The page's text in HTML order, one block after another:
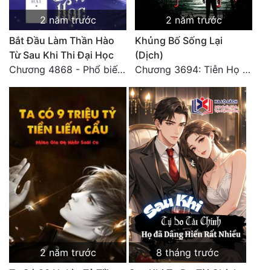
2 năm trước
Bắt Đầu Làm Thần Hào
Từ Sau Khi Thi Đại Học
Chương 4868 - Phổ biến Hạ Quốc tệ!
2 năm trước
Khủng Bố Sống Lại
(Dịch)
Chương 3694: Tiễn Họ Đoạn Đường Cuối - Hoàn
2 năm trước
8 tháng trước